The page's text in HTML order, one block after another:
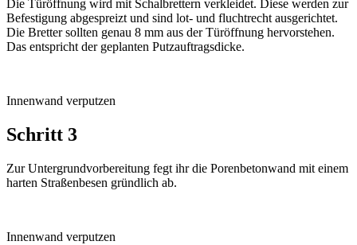
Die Türöffnung wird mit Schalbrettern verkleidet. Diese werden zur
Befestigung abgespreizt und sind lot- und fluchtrecht ausgerichtet.
Die Bretter sollten genau 8 mm aus der Türöffnung hervorstehen.
Das entspricht der geplanten Putzauftragsdicke.
Innenwand verputzen
Schritt 3
Zur Untergrundvorbereitung fegt ihr die Porenbetonwand mit einem
harten Straßenbesen gründlich ab.
Innenwand verputzen